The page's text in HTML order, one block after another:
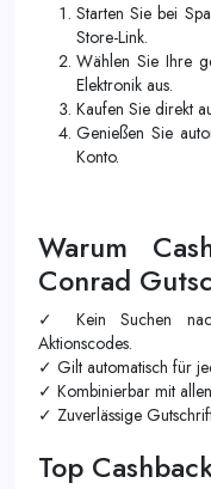
Starten Sie bei
Store-Link.
Wählen Sie Ihre
Elektronik aus.
Kaufen Sie direkt
Genießen Sie
Konto.
Warum
Conrad
✓ Kein Suchen
Aktionscodes.
✓ Gilt automatisch für
✓ Kombinierbar mit
✓ Zuverlässige
Top